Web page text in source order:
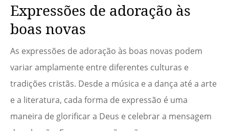
Expressões de adoração às
boas novas
As expressões de adoração às boas novas podem
variar amplamente entre diferentes culturas e
tradições cristãs. Desde a música e a dança até a arte
e a literatura, cada forma de expressão é uma
maneira de glorificar a Deus e celebrar a mensagem